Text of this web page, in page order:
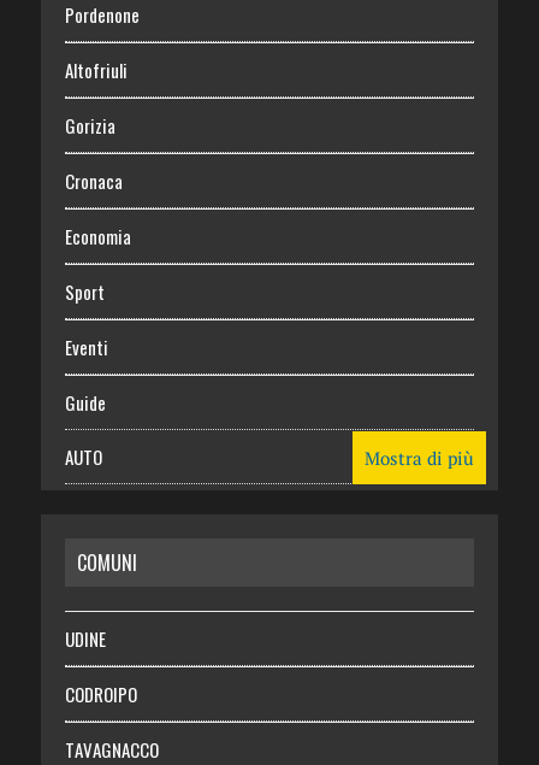
Pordenone
Altofriuli
Gorizia
Cronaca
Economia
Sport
Eventi
Guide
AUTO
RISPARMIO
SALUTE
Necrologie
Chi siamo
Mostra di più
COMUNI
UDINE
CODROIPO
TAVAGNACCO